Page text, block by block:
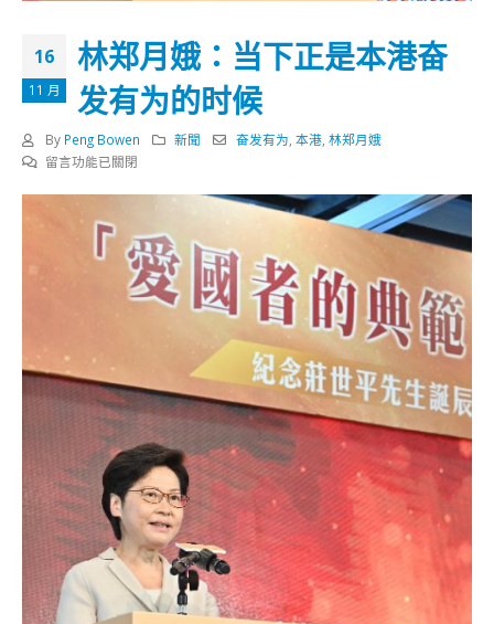
16
11 月
林郑月娥：当下正是本港奋
发有为的时候
By Peng Bowen 新聞 奋发有为 ,本港 ,林郑月娥
在
下
港
的
时
候〉
中
留言功能已關閉